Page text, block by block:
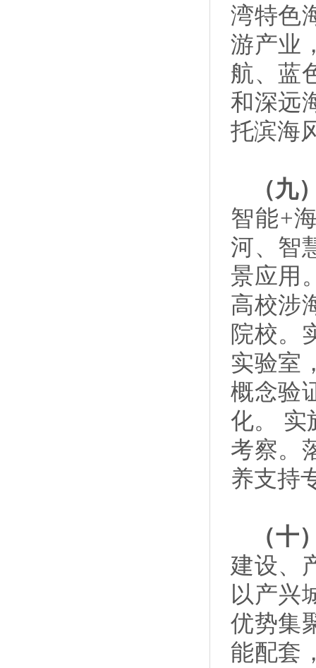
湾特色
游产业
航、蓝
和深远
托滨海
（九
智能+
河、智
景应用
高校涉
院校。
实验室
概念验
化。 实
考察。
养支持
（十
建设、
以产兴
优势集
能配套